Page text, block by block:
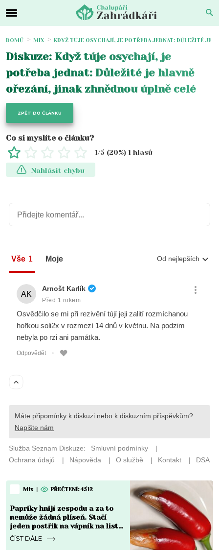
DOMŮ MIX KDYŽ TÚJE OSYCHAJÍ, JE POTŘEBA JEDNAT: DŮLEŽITÉ JE
Diskuze: Když túje osychají, je
potřeba jednat: Důležité je hlavně
ořezání, jinak zhnědnou úplně celé
ZPĚT DO ČLÁNKU
Co si myslíte o článku?
1/5 (20%) 1 hlasů
Nahlásit chybu
Mix | PŘEČTENÍ: 4512
Papriky hnijí zespodu a za to
nemůže žádná plíseň. Stačí
jeden postřik na vápník na list
a plody se vzpamatují do týdne
ČÍST DÁLE